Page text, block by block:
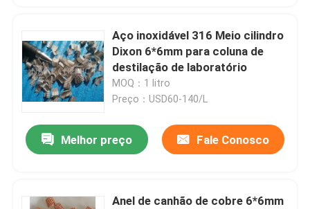
Produtos
Vídeos
Sobre nós
Aço inoxidável 316 Meio cilindro
Dixon 6*6mm para coluna de
destilação de laboratório
MOQ：1 litro
Preço：USD60-140/L
Melhor preço Fale Conosco
Anel de canhão de cobre 6*6mm